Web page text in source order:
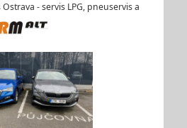
Ostrava - servis LPG, pneuservis a